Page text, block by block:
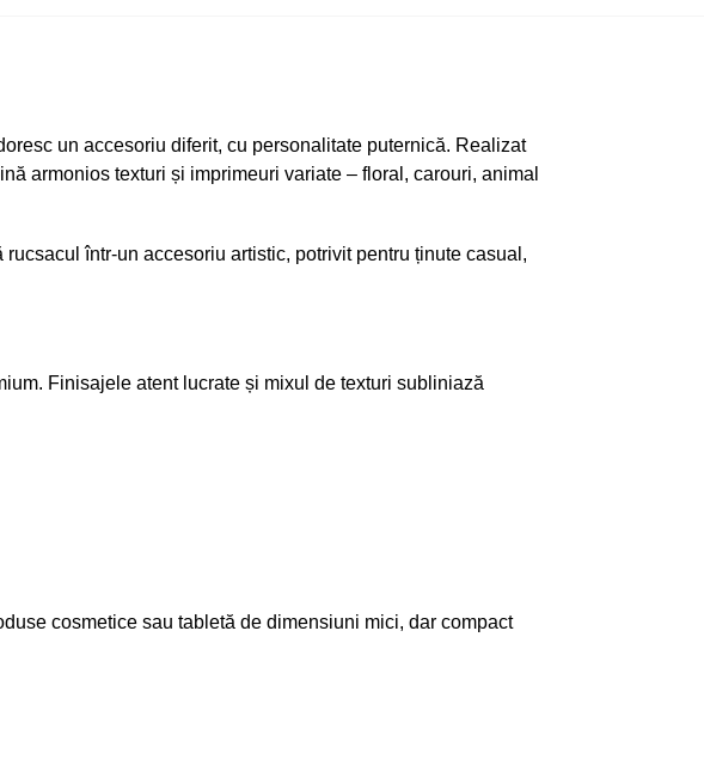
un accesoriu diferit, cu personalitate puternică. Realizat
armonios texturi și imprimeuri variate – floral, carouri, animal
într-un accesoriu artistic, potrivit pentru ținute casual,
Finisajele atent lucrate și mixul de texturi subliniază
cosmetice sau tabletă de dimensiuni mici, dar compact